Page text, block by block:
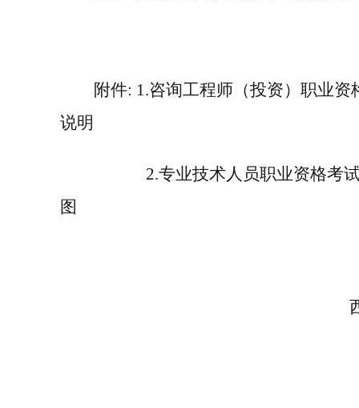
附件: 1 .咨询工程师（投资）职业资
说明
2.专业技术人员职业资格考
图